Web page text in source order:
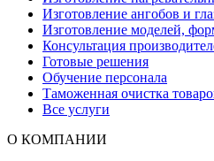
Изготовление ангобов и
Изготовление моделей,
Консультация
Готовые решения
Обучение персонала
Таможенная очистка
Все услуги
О КОМПАНИИ